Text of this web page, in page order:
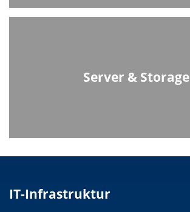
Server & Storage
IT-Infrastruktur